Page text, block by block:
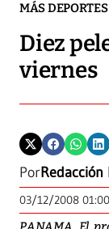
MÁS DEPORTES
Diez
viernes
Por
03/12/2008 01:00